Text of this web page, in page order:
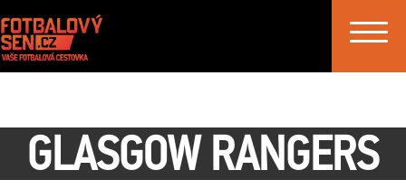
Toggle
GLASGOW RANGERS